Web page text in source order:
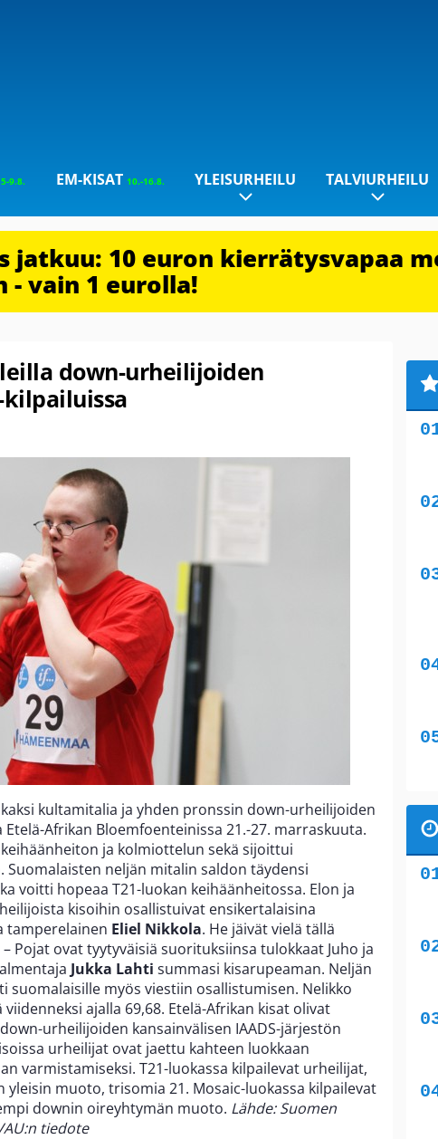
5-9.8. EM-KISAT 10.-16.8. YLEISURHEILU TALVIURHEILU
jatkuu: 10 euron kierrätysvapaa
- vain 1 eurolla!
down-urheilijoiden
kultamitalia ja yhden pronssin down-urheilijoiden
Afrikan Bloemfoenteinissa 21.-27. marraskuuta.
ja kolmiottelun sekä sijoittui
Suomalaisten neljän mitalin saldon täydensi
voitti hopeaa T21-luokan keihäänheitossa. Elon ja
kisoihin osallistuivat ensikertalaisina
tamperelainen Eliel Nikkola. He jäivät vielä tällä
Pojat ovat tyytyväisiä suorituksiinsa tulokkaat Juho ja
Jukka Lahti summasi kisarupeaman. Neljän
suomalaisille myös viestiin osallistumisen. Nelikko
ajalla 69,68. Etelä-Afrikan kisat olivat
urheilijoiden kansainvälisen IAADS-järjestön
urheilijat ovat jaettu kahteen luokkaan
varmistamiseksi. T21-luokassa kilpailevat urheilijat,
muoto, trisomia 21. Mosaic-luokassa kilpailevat
downin oireyhtymän muoto. Lähde: Suomen
tiedote